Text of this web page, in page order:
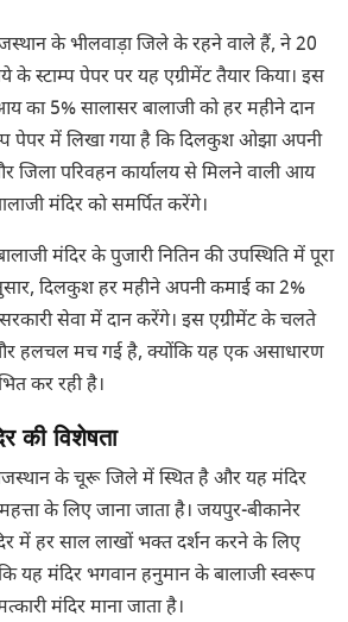
के भीलवाड़ा जिले के रहने वाले हैं, ने 20
स्टाम्प पेपर पर यह एग्रीमेंट तैयार किया। इस
का 5% सालासर बालाजी को हर महीने दान
पेपर में लिखा गया है कि दिलकुश ओझा अपनी
जिला परिवहन कार्यालय से मिलने वाली आय
मंदिर को समर्पित करेंगे।
मंदिर के पुजारी नितिन की उपस्थिति में पूरा
दिलकुश हर महीने अपनी कमाई का 2%
सरकारी सेवा में दान करेंगे। इस एग्रीमेंट के चलते
और हलचल मच गई है, क्योंकि यह एक असाधारण
कर रही है।
की विशेषता
के चूरू जिले में स्थित है और यह मंदिर
के लिए जाना जाता है। जयपुर-बीकानेर
में हर साल लाखों भक्त दर्शन करने के लिए
यह मंदिर भगवान हनुमान के बालाजी स्वरूप
मंदिर माना जाता है।